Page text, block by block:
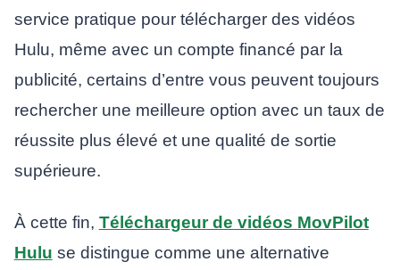
service pratique pour télécharger des vidéos
Hulu, même avec un compte financé par la
publicité, certains d’entre vous peuvent toujours
rechercher une meilleure option avec un taux de
réussite plus élevé et une qualité de sortie
supérieure.
À cette fin, Téléchargeur de vidéos MovPilot
Hulu se distingue comme une alternative